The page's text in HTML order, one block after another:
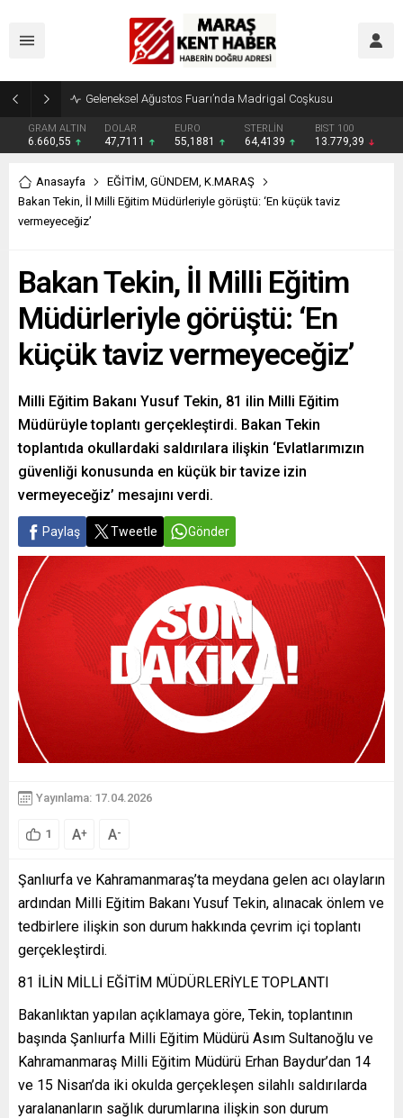
Geleneksel Ağustos Fuarı’nda Madrigal Coşkusu
GRAM ALTIN
6.660,55
DOLAR
47,7111
EURO
55,1881
STERLİN
64,4139
BIST 100
13.779,39
Anasayfa EĞİTİM, GÜNDEM, K.MARAŞ
Bakan Tekin, İl Milli Eğitim Müdürleriyle görüştü: ‘En küçük taviz
vermeyeceğiz’
Bakan Tekin, İl Milli Eğitim
Müdürleriyle görüştü: ‘En
küçük taviz vermeyeceğiz’
Milli Eğitim Bakanı Yusuf Tekin, 81 ilin Milli Eğitim
Müdürüyle toplantı gerçekleştirdi. Bakan Tekin
toplantıda okullardaki saldırılara ilişkin ‘Evlatlarımızın
güvenliği konusunda en küçük bir tavize izin
vermeyeceğiz’ mesajını verdi.
Paylaş Tweetle Gönder
Yayınlama: 17.04.2026
1 A+ A-
Şanlıurfa ve Kahramanmaraş’ta meydana gelen acı olayların
ardından Milli Eğitim Bakanı Yusuf Tekin, alınacak önlem ve
tedbirlere ilişkin son durum hakkında çevrim içi toplantı
gerçekleştirdi.
81 İLİN MİLLİ EĞİTİM MÜDÜRLERİYLE TOPLANTI
Bakanlıktan yapılan açıklamaya göre, Tekin, toplantının
başında Şanlıurfa Milli Eğitim Müdürü Asım Sultanoğlu ve
Kahramanmaraş Milli Eğitim Müdürü Erhan Baydur’dan 14
ve 15 Nisan’da iki okulda gerçekleşen silahlı saldırılarda
yaralananların sağlık durumlarına ilişkin son durum